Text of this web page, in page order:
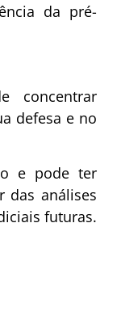
da pré-
concentrar
defesa e no
e pode ter
das análises
futuras.